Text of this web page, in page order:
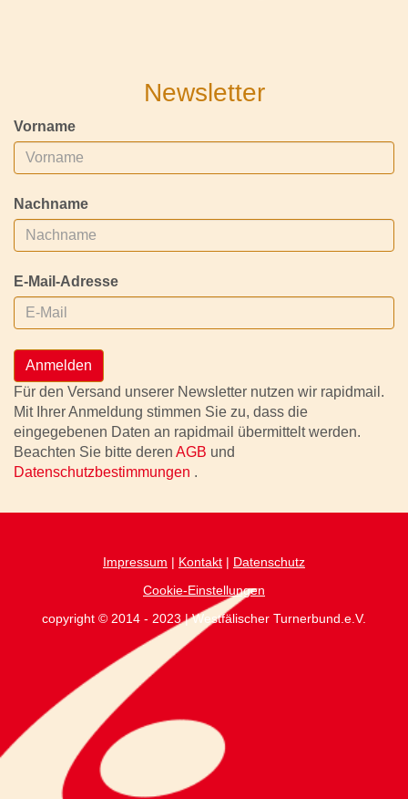
Newsletter
Vorname
Nachname
E-Mail-Adresse
Anmelden
Für den Versand unserer Newsletter nutzen wir rapidmail.
Mit Ihrer Anmeldung stimmen Sie zu, dass die
eingegebenen Daten an rapidmail übermittelt werden.
Beachten Sie bitte deren AGB und
Datenschutzbestimmungen .
Impressum | Kontakt | Datenschutz
Cookie-Einstellungen
copyright © 2014 - 2023 | Westfälischer Turnerbund.e.V.